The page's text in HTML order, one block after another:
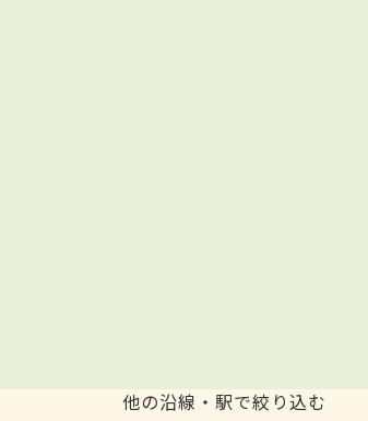
他の沿線・駅で絞り込む